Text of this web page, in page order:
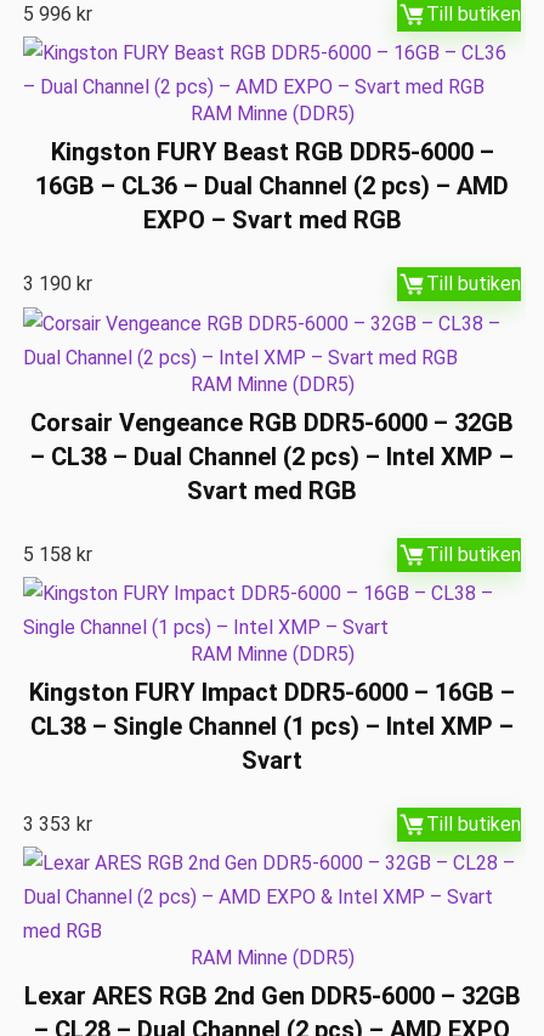
5 996 kr Till butiken
RAM Minne (DDR5)
Kingston FURY Beast RGB DDR5-6000 –
16GB – CL36 – Dual Channel (2 pcs) – AMD
EXPO – Svart med RGB
3 190 kr Till butiken
RAM Minne (DDR5)
Corsair Vengeance RGB DDR5-6000 – 32GB
– CL38 – Dual Channel (2 pcs) – Intel XMP –
Svart med RGB
5 158kr Till butiken
RAM Minne (DDR5)
Kingston FURY Impact DDR5-6000 – 16GB –
CL38 – Single Channel (1 pcs) – Intel XMP –
Svart
3 353kr Till butiken
RAM Minne (DDR5)
Lexar ARES RGB 2nd Gen DDR5-6000 – 32GB
– CL28 – Dual Channel (2 pcs) – AMD EXPO